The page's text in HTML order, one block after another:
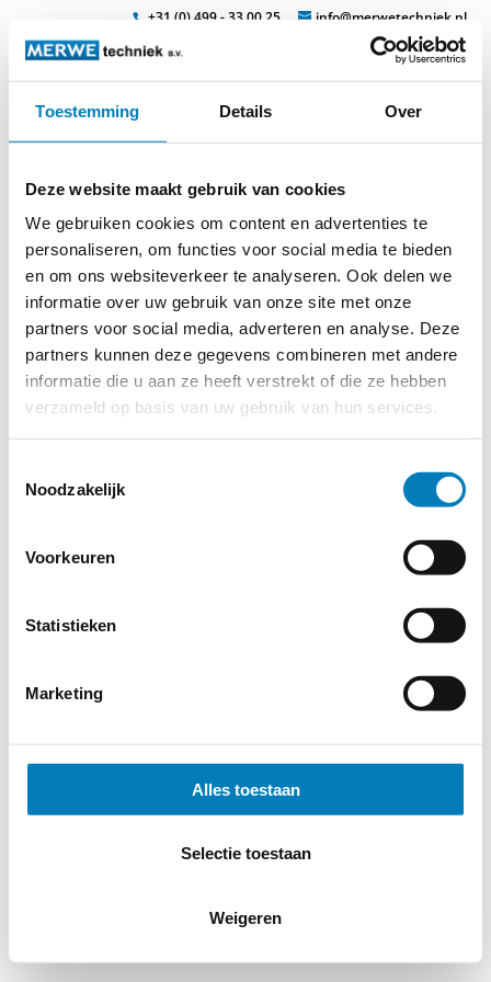
Toestemming Details Over
Deze website maakt gebruik van cookies
We gebruiken cookies om content en advertenties te
personaliseren, om functies voor social media te bieden
en om ons websiteverkeer te analyseren. Ook delen we
informatie over uw gebruik van onze site met onze
partners voor social media, adverteren en analyse. Deze
partners kunnen deze gegevens combineren met andere
informatie die u aan ze heeft verstrekt of die ze hebben
verzameld op basis van uw gebruik van hun services.
Noodzakelijk
Voorkeuren
Statistieken
Marketing
Alles toestaan
Selectie toestaan
Weigeren
+31 (0) 499 - 33 00 25 info@merwetechniek.nl
Veelzijdig in elektrotechnische producten
isomil-2-
gereedschap_page3_image3
© 2026MERWEtechniek B.V. Privacy Policy
Verdere contact gegevens